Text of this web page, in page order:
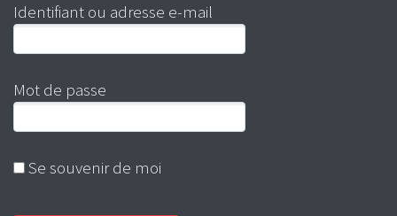
Identifiant ou adresse e-mail
Mot de passe
Se souvenir de moi